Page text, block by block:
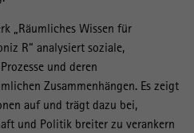
„Räumliches Wissen für
R“ analysiert soziale,
und deren
Zusammenhängen. Es zeigt
auf und trägt dazu bei,
und Politik breiter zu verankern